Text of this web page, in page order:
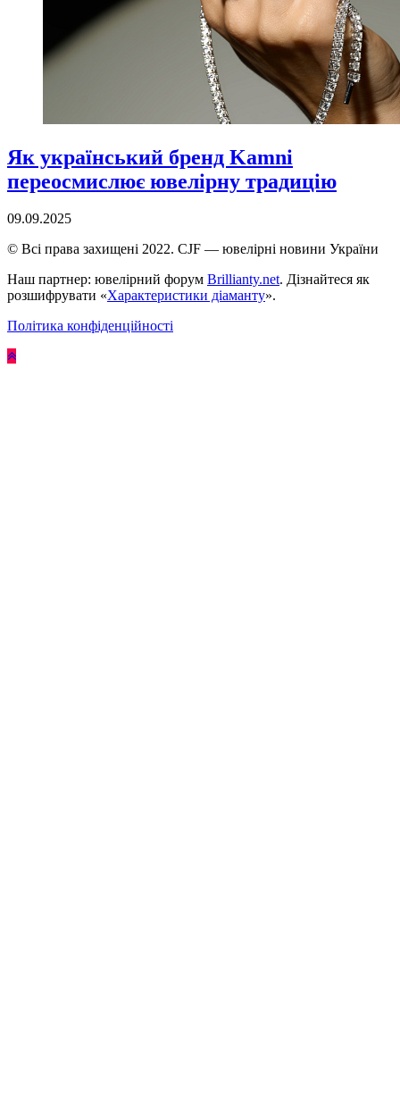
Як український бренд Kamni
переосмислює ювелірну традицію
09.09.2025
© Всі права захищені 2022. CJF — ювелірні новини України
Наш партнер: ювелірний форум Brillianty.net. Дізнайтеся як
розшифрувати «Характеристики діаманту».
Політика конфіденційності